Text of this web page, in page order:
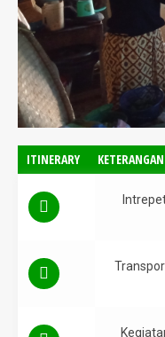
ITINERARY KETERANGAN